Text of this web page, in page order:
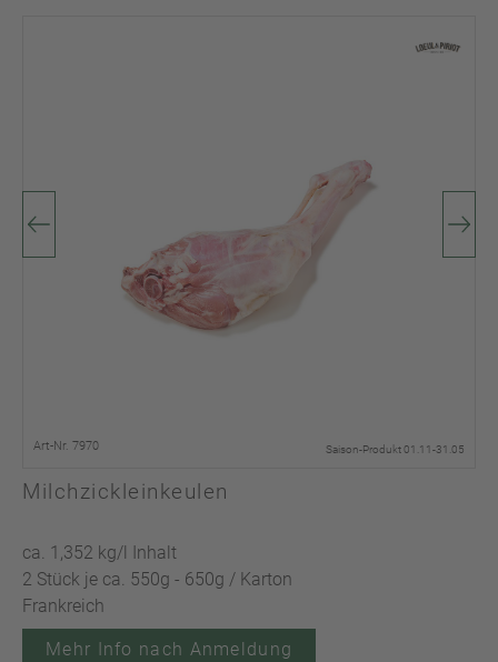
Art-Nr. 7970 Saison-Produkt 01.11-31.05
Milchzickleinkeulen
ca. 1,352 kg/l Inhalt
2 Stück je ca. 550g - 650g / Karton
Frankreich
Mehr Info nach Anmeldung